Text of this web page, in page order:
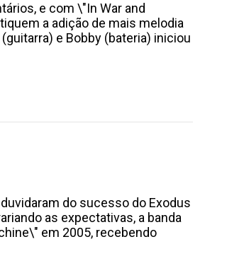
e com \"In War and
a adição de mais melodia
e Bobby (bateria) iniciou
do sucesso do Exodus
as expectativas, a banda
em 2005, recebendo